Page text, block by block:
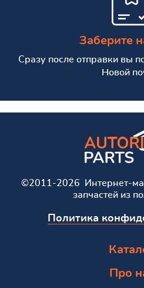
Заберите
Сразу после отправки вы
Новой
©2011-2026 Интернет-
запчастей из
Политика
Про